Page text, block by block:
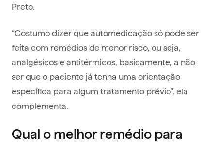
Preto.
“Costumo dizer que automedicação só pode ser
feita com remédios de menor risco, ou seja,
analgésicos e antitérmicos, basicamente, a não
ser que o paciente já tenha uma orientação
específica para algum tratamento prévio”, ela
complementa.
Qual o melhor remédio para